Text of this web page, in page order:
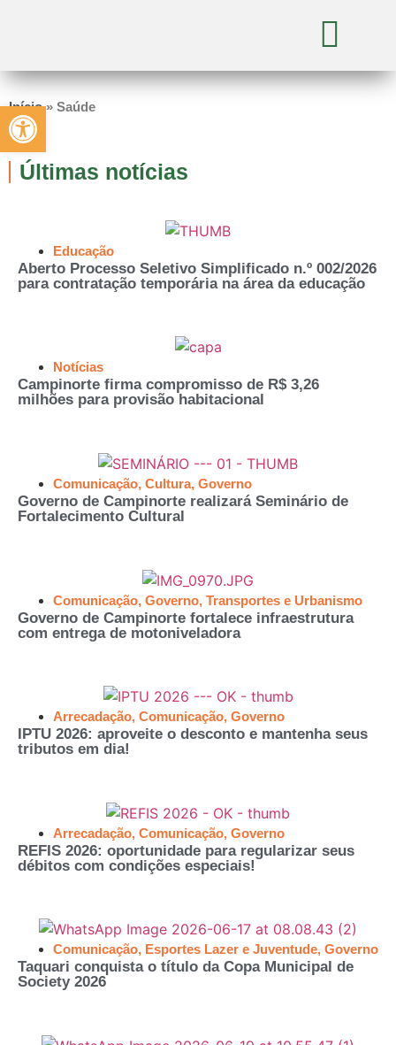
Início» Saúde
Últimas notícias
Educação
Aberto Processo Seletivo Simplificado n.º 002/2026
para contratação temporária na área da educação
Notícias
Campinorte firma compromisso de R$ 3,26
milhões para provisão habitacional
Comunicação, Cultura, Governo
Governo de Campinorte realizará Seminário de
Fortalecimento Cultural
Comunicação, Governo, Transportes e Urbanismo
Governo de Campinorte fortalece infraestrutura
com entrega de motoniveladora
Arrecadação, Comunicação, Governo
IPTU 2026: aproveite o desconto e mantenha seus
tributos em dia!
Arrecadação, Comunicação, Governo
REFIS 2026: oportunidade para regularizar seus
débitos com condições especiais!
Comunicação, Esportes Lazer e Juventude, Governo
Taquari conquista o título da Copa Municipal de
Society 2026
Abrir a barra de ferramentas